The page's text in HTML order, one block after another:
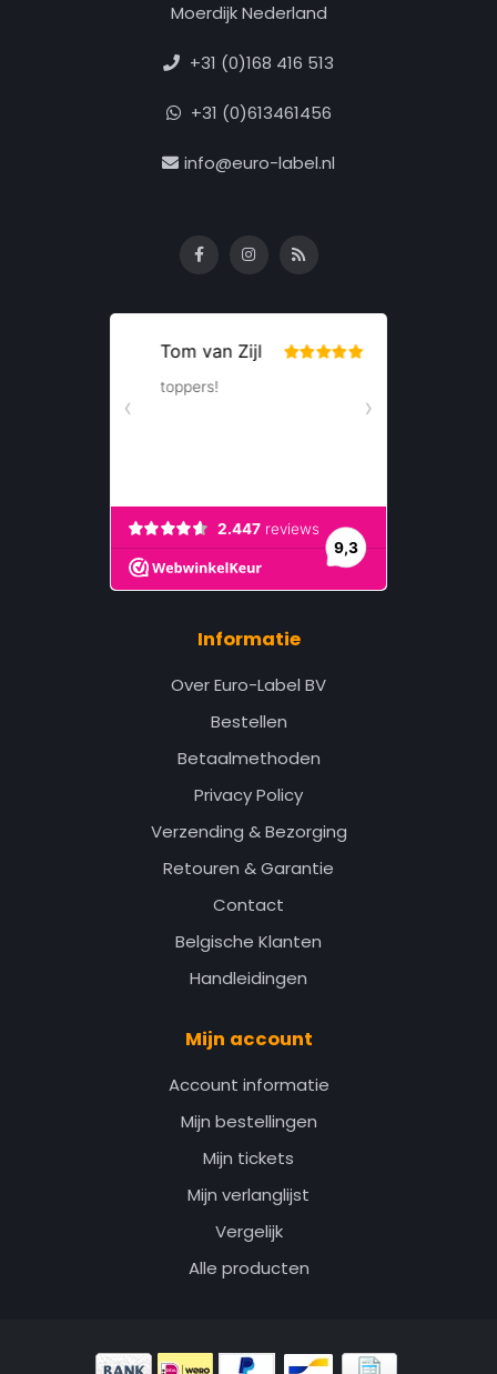
Moerdijk Nederland
+31 (0)168 416 513
+31 (0)613461456
info@euro-label.nl
Informatie
Over Euro-Label BV
Bestellen
Betaalmethoden
Privacy Policy
Verzending & Bezorging
Retouren & Garantie
Contact
Belgische Klanten
Handleidingen
Mijn account
Account informatie
Mijn bestellingen
Mijn tickets
Mijn verlanglijst
Vergelijk
Alle producten